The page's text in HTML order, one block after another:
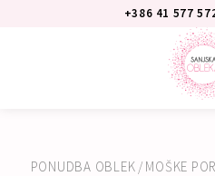
+386 41 577
PONUDBA OBLEK / MOŠKE